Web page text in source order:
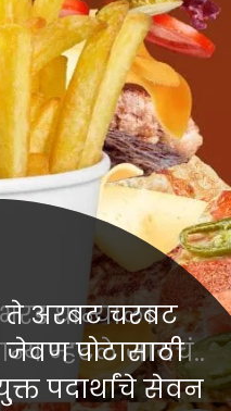
धान्याला
ते अरबट चरबट
पोटासाठी
पदार्थांचे सेवन